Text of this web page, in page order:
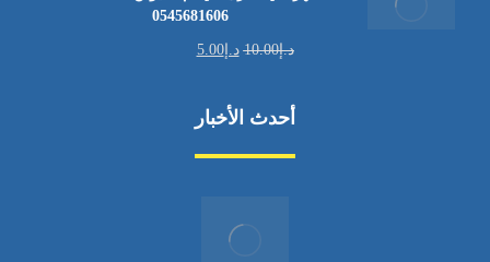
0545681606
د.إ10.00 د.إ5.00
أحدث الأخبار